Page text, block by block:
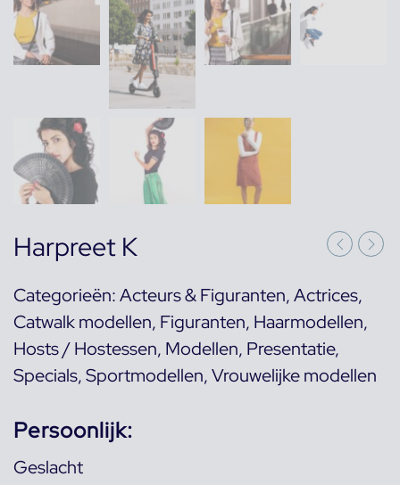
Harpreet K
Categorieën:Acteurs & Figuranten,Actrices,
Catwalk modellen, Figuranten, Haarmodellen,
Hosts / Hostessen, Modellen, Presentatie,
Specials,Sportmodellen,Vrouwelijke modellen
Persoonlijk:
Geslacht